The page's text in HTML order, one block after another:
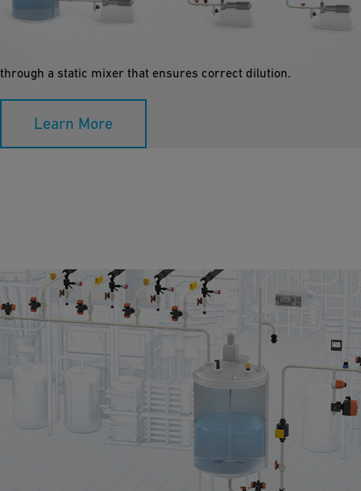
Dosing and diluting chemicals requires highly specialized and
through a static mixer that ensures correct dilution.
Learn More
Mixing Batching Control
In processes where a variety of chemicals are mixed, a cost
effective way of doing this is batching. Here, each chemical line